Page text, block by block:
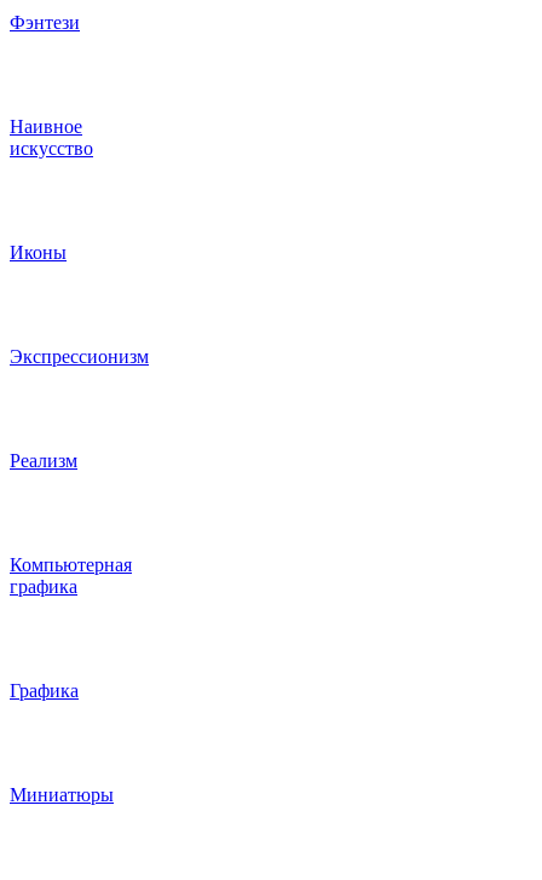
Фэнтези
Наивное
искусство
Иконы
Экспрессионизм
Реализм
Компьютерная
графика
Графика
Миниатюры